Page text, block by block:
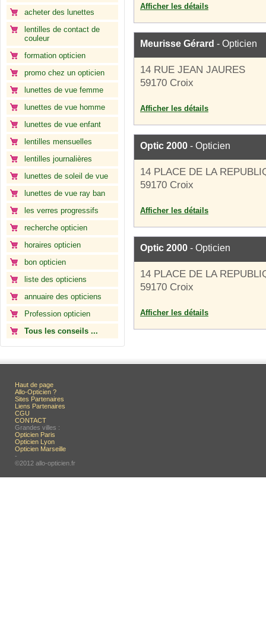
acheter des lunettes
lentilles de contact de
couleur
formation opticien
promo chez un opticien
lunettes de vue femme
lunettes de vue homme
lunettes de vue enfant
lentilles mensuelles
lentilles journalières
lunettes de soleil de vue
lunettes de vue ray ban
les verres progressifs
recherche opticien
horaires opticien
bon opticien
liste des opticiens
annuaire des opticiens
Profession opticien
Tous les conseils ...
Afficher les détails
Meurisse Gérard - Opticien
14 RUE JEAN JAURES
59170 Croix
Afficher les détails
Optic 2000 - Opticien
14 PLACE DE LA
59170 Croix
Afficher les détails
Optic 2000 - Opticien
14 PLACE DE LA
59170 Croix
Afficher les détails
Haut de page
Allo-Opticien ?
Sites Partenaires
Liens Partenaires
CGU
CONTACT
Grandes villes :
Opticien Paris
Opticien Lyon
Opticien Marseille
-
©2012 allo-opticien.fr